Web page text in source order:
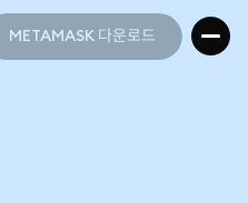
METAMASK 다운로드